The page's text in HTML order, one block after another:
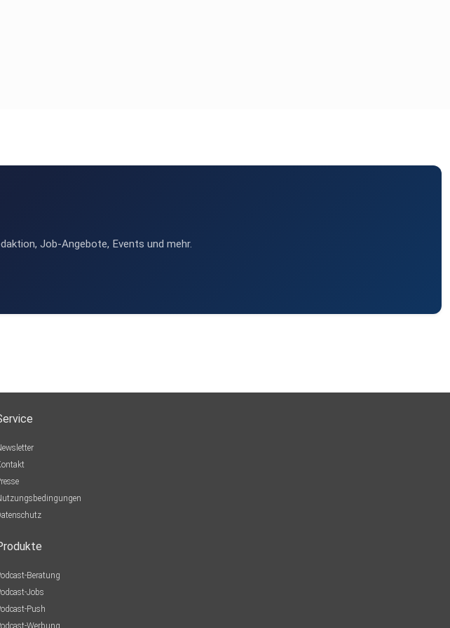
Job-Angebote, Events und mehr.
Beratung
Jobs
Push
Werbung